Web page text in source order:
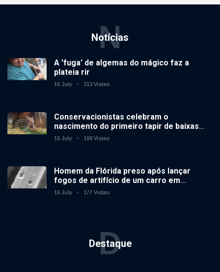
Notícias
N
A 'fuga' de algemas do mágico faz a
plateia rir
16 July 213 Vistas
Conservacionistas celebram o
nascimento do primeiro tapir de baixas
terras no zoológico do Reino Unido em 14
16 July 199 Vistas
Homem da Flórida preso após lançar
fogos de artifício de um carro em
movimento
16 July 177 Vistas
Destaque
D